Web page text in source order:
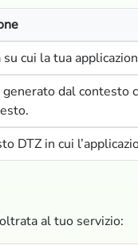
su cui la tua
dal contesto
DTZ in cui
al tuo servizio: